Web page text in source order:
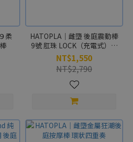
柔
HATOPLA｜雌墮 後庭震動棒
9號 肛珠 LOCK（充電式）電
動拉珠
NT$1,550
NT$2,790